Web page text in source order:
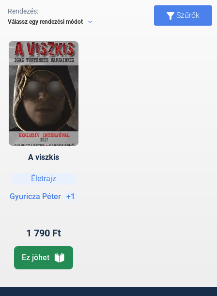
Rendezés:
Válassz egy rendezési módot
Szűrők
A viszkis
Életrajz
Gyuricza Péter
+1
1 790 Ft
Ez jöhet